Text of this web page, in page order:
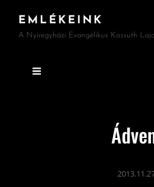
EMLÉKEINK
A Nyíregyházi Evangélikus Kossuth